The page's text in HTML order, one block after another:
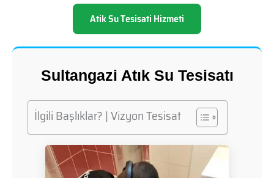
Atik Su Tesisati Hizmeti
Sultangazi Atık Su Tesisatı
İlgili Başlıklar? | Vizyon Tesisat